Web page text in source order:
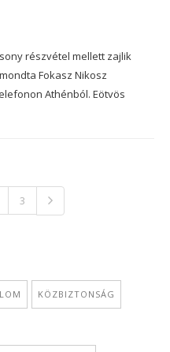
részvétel mellett zajlik
Fokasz Nikosz
Athénból. Eötvös
3
KÖZBIZTONSÁG